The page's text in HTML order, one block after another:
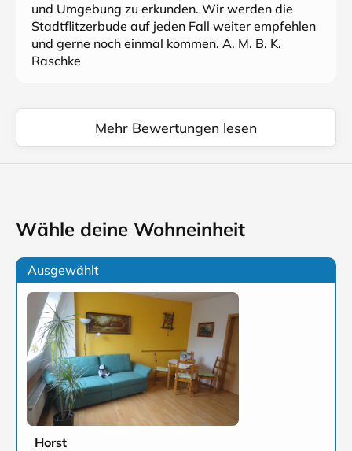
und Umgebung zu erkunden. Wir werden die
Stadtflitzerbude auf jeden Fall weiter empfehlen
und gerne noch einmal kommen. A. M. B. K.
Raschke
Mehr Bewertungen lesen
Wähle deine Wohneinheit
Ausgewählt
Horst